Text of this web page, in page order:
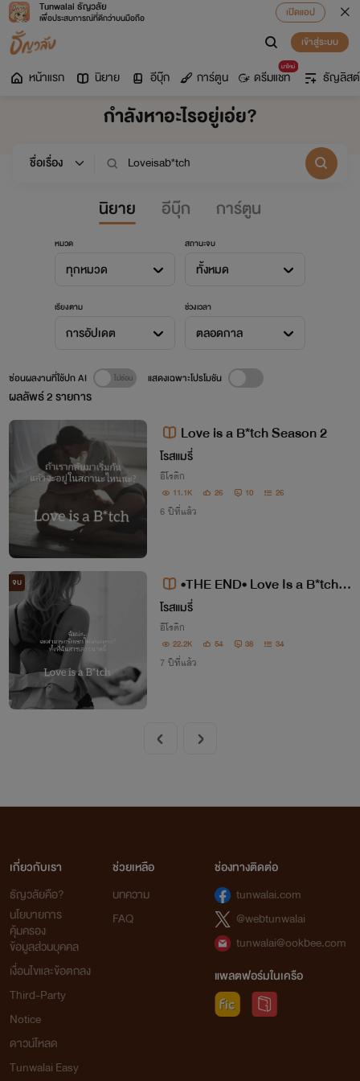
Tunwalai ธัญวลัย
เพื่อประสบการณ์ที่ดีกว่าบนมือถือ
เปิดแอป
เข้าสู่ระบบ
หน้าแรก นิยาย อีบุ๊ก การ์ตูน
มาใหม่
ดรีมแชท ธัญลิสต์
กำลังหาอะไรอยู่เอ่ย?
นิยาย อีบุ๊ก การ์ตูน
หมวด
ทุกหมวด
สถานะจบ
ทั้งหมด
เรียงตาม
การอัปเดต
ช่วงเวลา
ตลอดกาล
ผลลัพธ์2รายการ
ซ่อนผลงานที่ใช้ปก AI แสดงเฉพาะโปรโมชัน
Love is a B*tch Season 2
โรสแมรี่
อีโรติก
11.1K 26 10 26
6 ปีที่แล้ว
จบ
•THE END• Love Is a B*tch *
warning 20+*
โรสแมรี่
อีโรติก
22.2K 54 38 34
7 ปีที่แล้ว
เกี่ยวกับเรา
ธัญวลัยคือ?
นโยบายการ
คุ้มครอง
ข้อมูลส่วนบุคคล
เงื่อนไขและข้อตกลง
Third-Party
Notice
ดาวน์โหลด
Tunwalai Easy
ช่วยเหลือ
บทความ
FAQ
ช่องทางติดต่อ
tunwalai.com
@webtunwalai
tunwalai@ookbee.com
แพลตฟอร์มในเครือ